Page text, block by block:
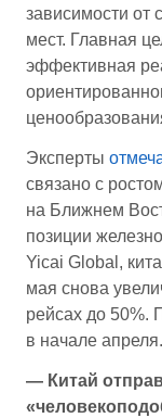
зависимости от
мест. Главная
эффективная
Эксперты
связано с
на Ближнем
позиции
Yicai Global,
мая снова
рейсах до 50%.
в начале апреля.
— Китай
«